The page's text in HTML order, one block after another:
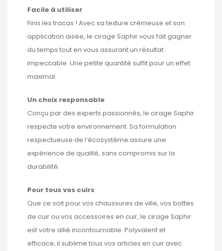
Facile à utiliser
Finis les tracas ! Avec sa texture crémeuse et son
application aisée, le cirage Saphir vous fait gagner
du temps tout en vous assurant un résultat
impeccable. Une petite quantité suffit pour un effet
maximal.
Un choix responsable
Conçu par des experts passionnés, le cirage Saphir
respecte votre environnement. Sa formulation
respectueuse de l’écosystème assure une
expérience de qualité, sans compromis sur la
durabilité.
Pour tous vos cuirs
Que ce soit pour vos chaussures de ville, vos bottes
de cuir ou vos accessoires en cuir, le cirage Saphir
est votre allié incontournable. Polyvalent et
efficace, il sublime tous vos articles en cuir avec